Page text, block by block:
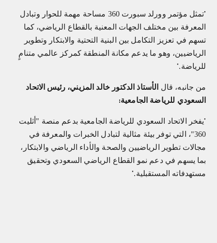
تمثل مؤتمر وورلد سبورت 360 مساحة مهمة للحوار وتبادل
المعرفة بين مختلف الجهات المعنية بالقطاع الرياضي، كما
تسهم في تعزيز التكامل بين البنية التحتية والابتكار وتطوير
الرياضيين، وهو ما يدعم مكانة المنطقة كمركز عالمي متنامٍ
للرياضة.
من جانبه، قال
الأستاذ الدكتور خالد المزيني، رئيس الاتحاد
السعودي للرياضة الجامعية:
يفخر الاتحاد السعودي للرياضة الجامعية بدعم منصة "أثليت
360"، التي توفر بيئة مثالية لتبادل الخبرات والمعرفة في
مجالات تطوير الرياضيين والصحة والأداء الرياضي والابتكار،
بما يسهم في دعم نمو القطاع الرياضي السعودي وتحقيق
مستهدفاته المستقبلية.